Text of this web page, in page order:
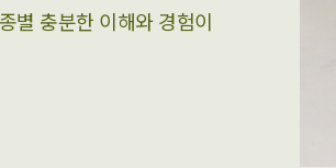
별 충분한 이해와 경험이